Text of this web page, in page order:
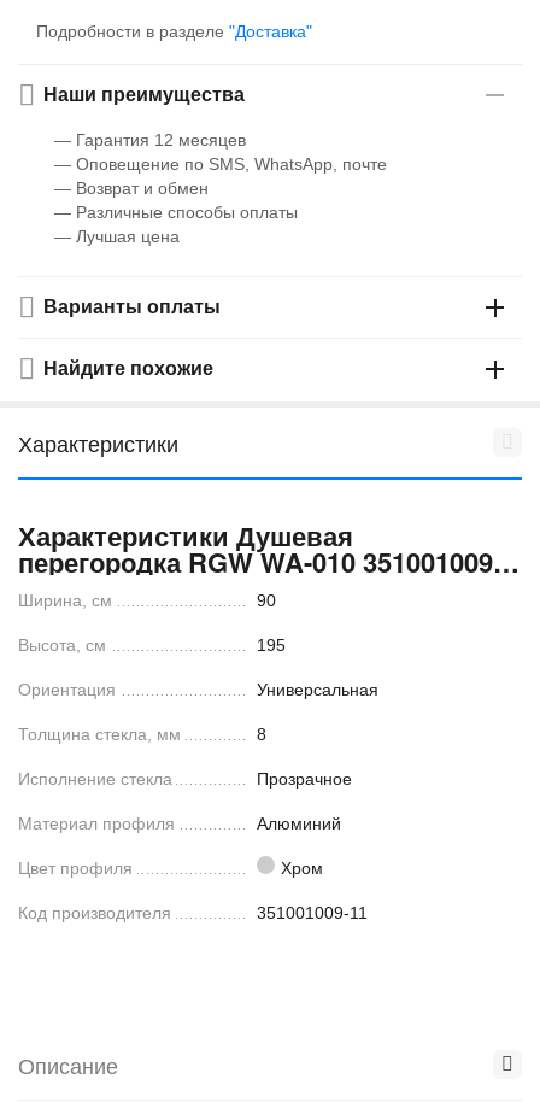
Подробности в разделе "Доставка"
Наши преимущества
— Гарантия 12 месяцев
— Оповещение по SMS, WhatsApp, почте
— Возврат и обмен
— Различные способы оплаты
— Лучшая цена
Варианты оплаты
Найдите похожие
Характеристики
Характеристики Душевая
перегородка RGW WA-010 351001009-
11
Ширина, см 90
Высота, см 195
Ориентация Универсальная
Толщина стекла, мм 8
Исполнение стекла Прозрачное
Материал профиля Алюминий
Цвет профиля Хром
Код производителя 351001009-11
Описание